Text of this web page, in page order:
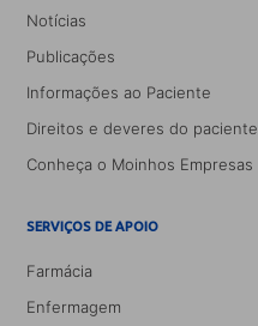
Notícias
Publicações
Informações ao Paciente
Direitos e deveres do paciente
Conheça o Moinhos Empresas
SERVIÇOS DE APOIO
Farmácia
Enfermagem